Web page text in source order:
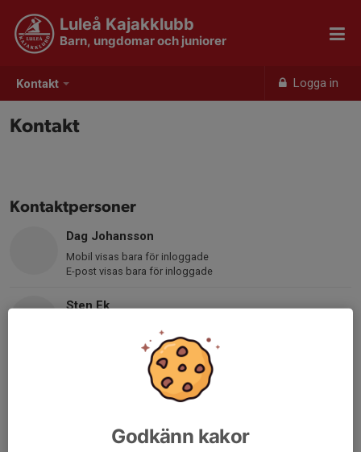
Kontakt Logga in
Luleå Kajakklubb
Barn, ungdomar och juniorer
Kontakt
Kontaktpersoner
Dag Johansson
Mobil visas bara för inloggade
E-post visas bara för inloggade
Sten Ek
E-post visas bara för inloggade
Jan Martinsson
Mobil visas bara för inloggade
Sofia LindahlGodkänn kakor